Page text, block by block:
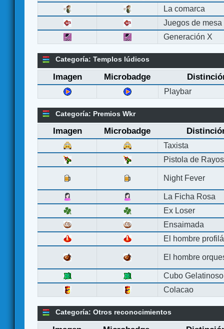
La comarca
Juegos de mesa
Generación X
Categoría: Templos lúdicos
Imagen Microbadge
Playbar
Categoría: Premios Wkr
Imagen Microbadge
Taxista
Pistola de Rayos
Night Fever
La Ficha Rosa
Ex Loser
Ensaimada
El hombre
El hombre
Cubo Gelatinoso
Colacao
Categoría: Otros reconocimientos